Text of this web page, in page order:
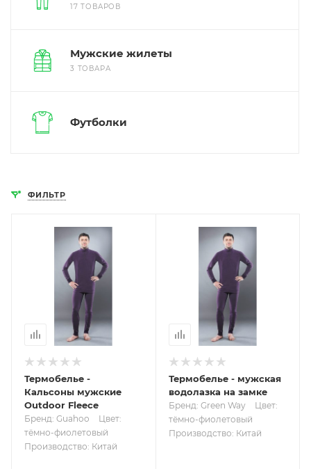
17 ТОВАРОВ
Мужские жилеты
3 ТОВАРА
Футболки
ФИЛЬТР
Термобелье -
Кальсоны мужские
Outdoor Fleece
Бренд: Guahoo
Цвет:
тёмно-фиолетовый
Производство: Китай
Термобелье - мужская
водолазка на замке
Бренд: Green Way
Цвет:
тёмно-фиолетовый
Производство: Китай